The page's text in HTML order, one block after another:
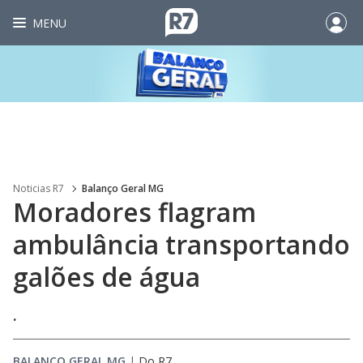
MENU
Noticias R7 Balanço Geral MG
Moradores flagram
ambulância transportando
galões de água
.